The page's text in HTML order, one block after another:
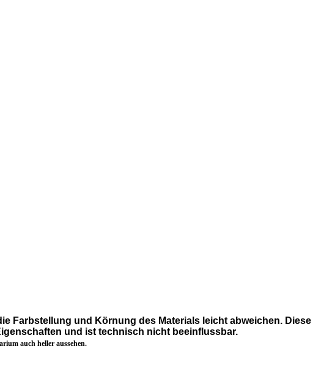
Farbstellung und Körnung des Materials leicht abweichen. Diese
und ist technisch nicht beeinflussbar.
auch heller aussehen.